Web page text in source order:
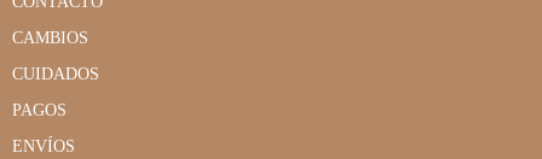
CAMBIOS
CUIDADOS
PAGOS
ENVÍOS